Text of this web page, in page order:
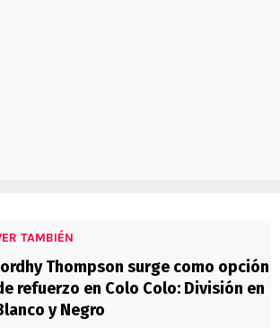
TAMBIÉN
Thompson surge como opción
refuerzo en Colo Colo: División en
y Negro